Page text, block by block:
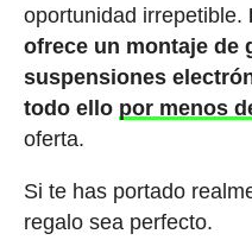
oportunidad irrepetible.
ofrece un montaje de
suspensiones
todo ello por menos
oferta.
Si te has portado
regalo sea perfecto.